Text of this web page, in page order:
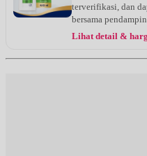
terverifikasi, dan
bersama
Lihat detail &